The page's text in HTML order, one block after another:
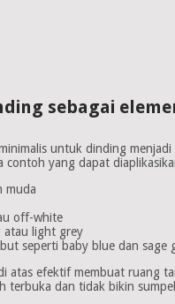
sebagai
untuk dinding
contoh yang dapat
muda
off-white
atau light grey
seperti baby blue dan sage
atas efektif membuat ruang
terbuka dan tidak bikin